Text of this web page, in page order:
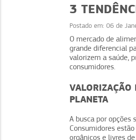
3
Postado em: 06 de
O mercado de
grande diferencial
valorizem a saúde,
consumidores.
VALORIZAÇÃO
PLANETA
A busca por opções
Consumidores
orgânicos e livres
o